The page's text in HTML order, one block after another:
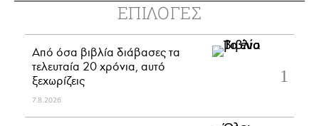
ΕΠΙΛΟΓΕΣ
Από όσα βιβλία διάβασες τα
τελευταία 20 χρόνια, αυτό
ξεχωρίζεις
7.8.2026